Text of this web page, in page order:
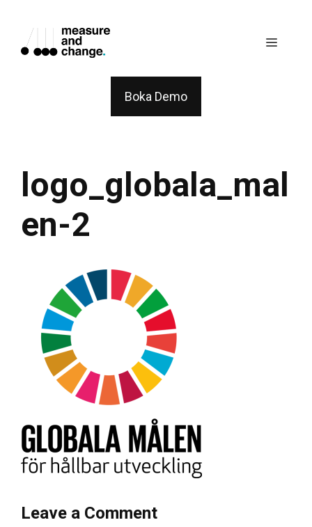
content
Menu
Boka Demo
logo_globala_mal
en-2
Leave a Comment